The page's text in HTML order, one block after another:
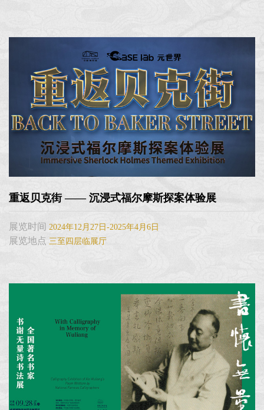
重返贝克街 —— 沉浸式福尔摩斯探案体验展
展览时间 2024年12月27日-2025年4月6日
展览地点 三至四层临展厅